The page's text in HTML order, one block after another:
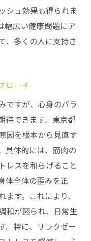
シュ効果も得られま
幅広い健康問題にア
、多くの人に支持さ
ローチ
ですが、心身のバラ
待できます。東京都
因を根本から見直す
具体的には、筋肉の
レスを和らげること
体全体の歪みを正
す。これにより、
和が図られ、日常生
。特に、リラクゼー